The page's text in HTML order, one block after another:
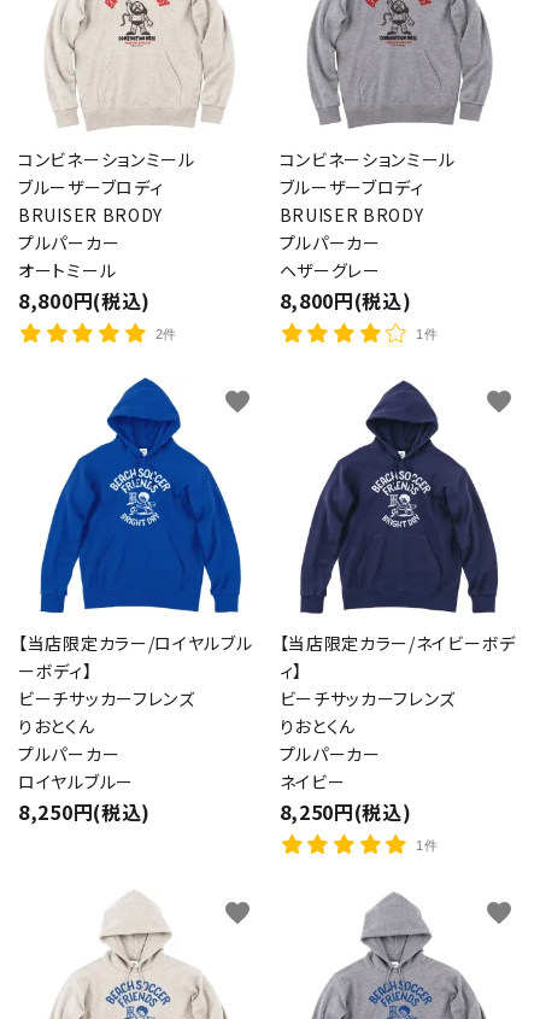
コンビネーションミール
ブルーザーブロディ
BRUISER BRODY
プルパーカー
オートミール
8,800円(税込)
2件
コンビネーションミール
ブルーザーブロディ
BRUISER BRODY
プルパーカー
ヘザーグレー
8,800円(税込)
1件
【当店限定カラー/ロイヤルブル
ーボディ】
ビーチサッカーフレンズ
りおとくん
プルパーカー
ロイヤルブルー
8,250円(税込)
favorite
【当店限定カラー/ネイビーボデ
ィ】
ビーチサッカーフレンズ
りおとくん
プルパーカー
ネイビー
8,250円(税込)
1件
favorite
favorite favorite